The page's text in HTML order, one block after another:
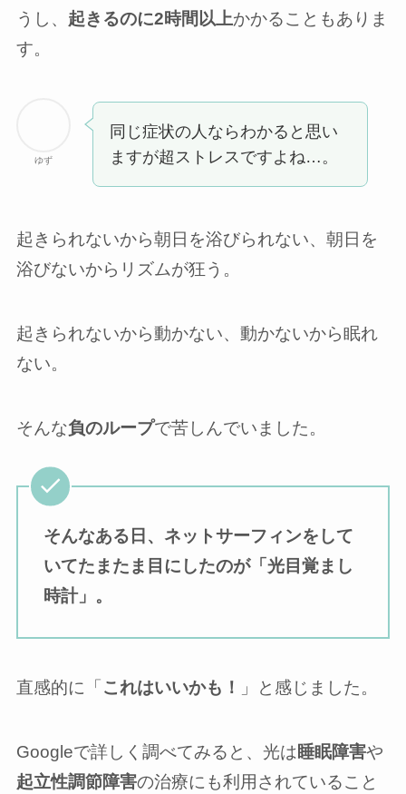
うし、 起きるのに2時間以上かかることもありま
す。
ゆず
同じ症状の人ならわかると思い
ますが超ストレスですよね…。
起きられないから朝日を浴びられない、朝日を
浴びないからリズムが狂う。
起きられないから動かない、動かないから眠れ
ない。
そんな負のループで苦しんでいました。
そんなある日、ネットサーフィンをして
いてたまたま目にしたのが「光目覚まし
時計」。
直感的に「 これはいいかも！ 」と感じました。
Googleで詳しく調べてみると、光は 睡眠障害や
起立性調節障害の治療にも利用されていること